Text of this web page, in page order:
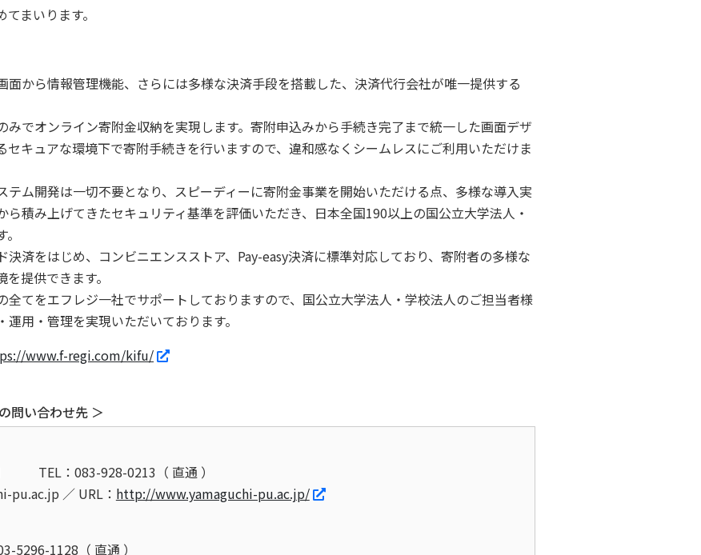
まいります。
から情報管理機能、さらには多様な決済手段を搭載した、決済代行会社が唯一提供する
でオンライン寄附金収納を実現します。寄附申込みから手続き完了まで統一した画面デザ
キュアな環境下で寄附手続きを行いますので、違和感なくシームレスにご利用いただけま
ム開発は一切不要となり、スピーディーに寄附金事業を開始いただける点、多様な導入実
積み上げてきたセキュリティ基準を評価いただき、日本全国190以上の国公立大学法人・
済をはじめ、コンビニエンスストア、Pay-easy決済に標準対応しており、寄附者の多様な
提供できます。
てをエフレジ一社でサポートしておりますので、国公立大学法人・学校法人のご担当者様
用・管理を実現いただいております。
www.f-regi.com/kifu/
問い合わせ先 ＞
TEL：083-928-0213（ 直通 ）
pu.ac.jp ／ URL： http://www.yamaguchi-pu.ac.jp/
5296-1128（ 直通 ）